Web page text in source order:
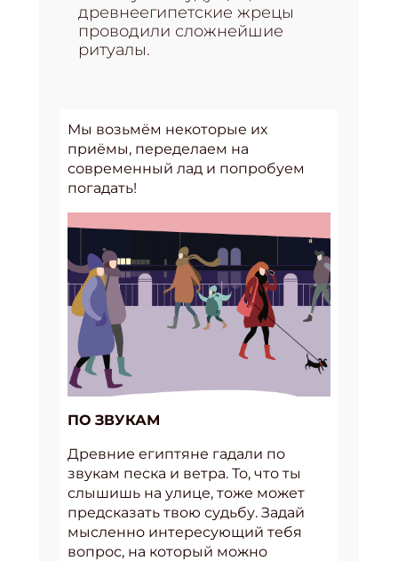
древнеегипетские жрецы
проводили сложнейшие
ритуалы.
Мы возьмём некоторые их
приёмы, переделаем на
современный лад и попробуем
погадать!
ПО ЗВУКАМ
Древние египтяне гадали по
звукам песка и ветра. То, что ты
слышишь на улице, тоже может
предсказать твою судьбу. Задай
мысленно интересующий тебя
вопрос, на который можно